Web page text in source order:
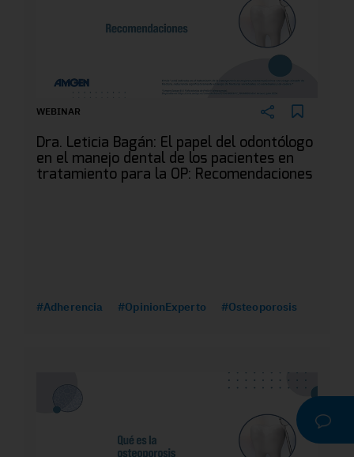
WEBINAR
Dra. Leticia Bagán: El papel del odontólogo
en el manejo dental de los pacientes en
tratamiento para la OP: Recomendaciones
#Adherencia #OpinionExperto #Osteoporosis